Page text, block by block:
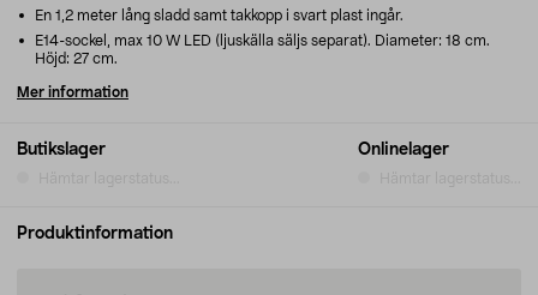
Butikslager Onlinelager
En 1,2 meter lång sladd samt takkopp i svart plast ingår.
E14-sockel, max 10 W LED (ljuskälla säljs separat). Diameter: 18 cm.
Höjd: 27 cm.
Mer information
Produktinformation